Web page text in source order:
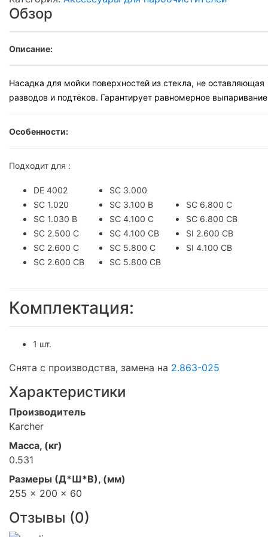
Обзор
Описание:
Насадка для мойки поверхностей из стекла, не оставляющая
разводов и подтёков. Гарантирует равномерное
Особенности:
Подходит для :
DE 4002
SC 1.020
SC 1.030 B
SC 2.500 C
SC 2.600 C
SC 2.600 CB
SC 3.000
SC 3.100 B
SC 4.100 C
SC 4.100 CB
SC 5.800 C
SC 5.800 CB
SC 6.800 C
SC 6.800 CB
SI 2.600 CB
SI 4.100 CB
Комплектация:
1 шт.
Снята с производства, замена на 2.863-025
Характеристики
Производитель
Karcher
Масса, (кг)
0.531
Размеры (Д*Ш*В), (мм)
255 x 200 x 60
Отзывы (0)